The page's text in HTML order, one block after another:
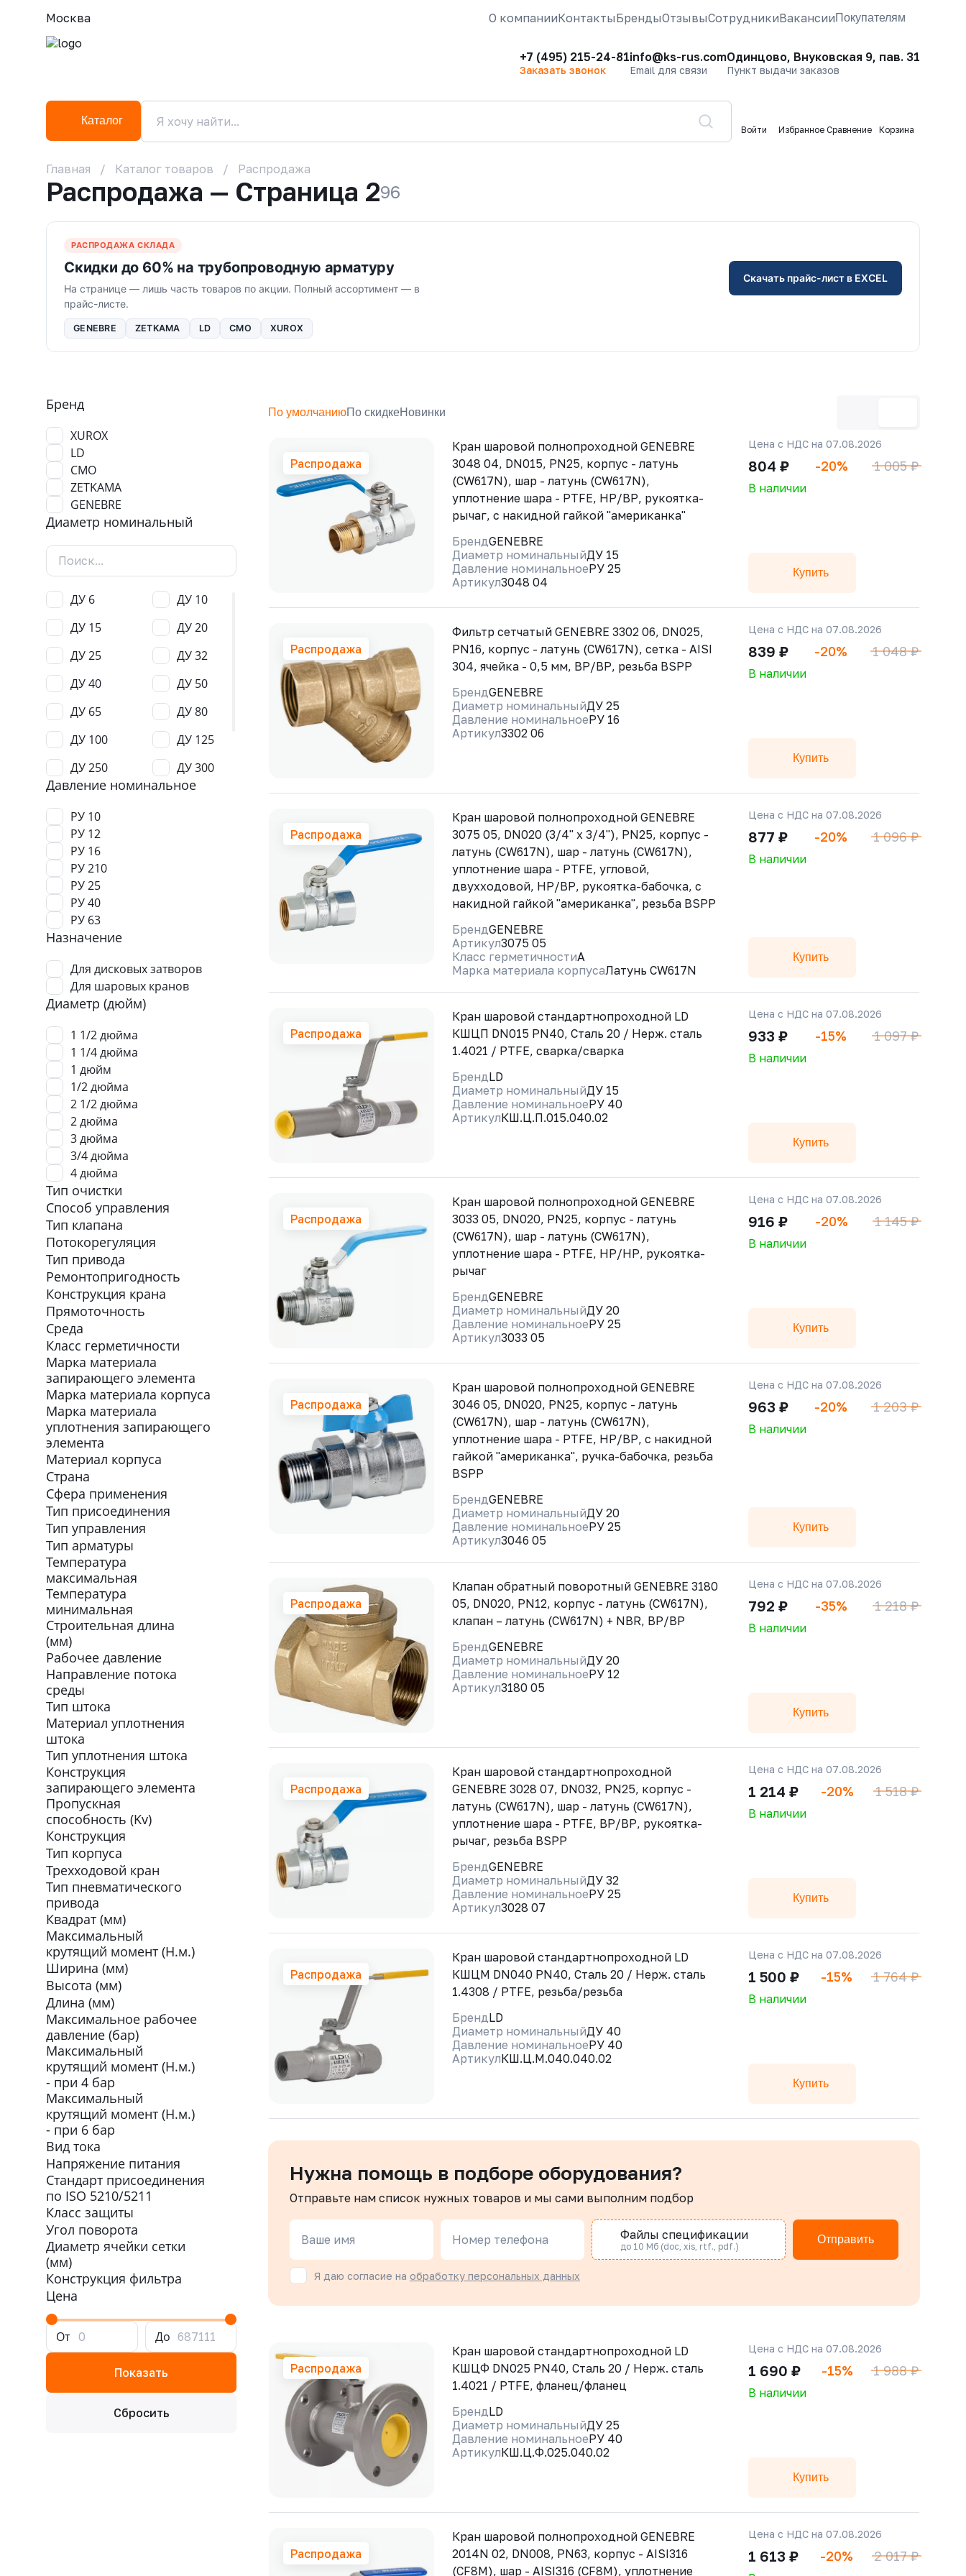
Москва О компанииКонтактыБрендыОтзывыСотрудникиВакансииПокупателям
+7 (495) 215-24-81
Заказать звонок
info@ks-rus.com
Email для связи
Одинцово, Внуковская 9, пав. 31
Пункт выдачи заказов
Каталог
Войти Избранное Сравнение Корзина
Главная Каталог товаров Распродажа
Распродажа — Страница 296
РАСПРОДАЖА СКЛАДА
Скидки до 60% на трубопроводную арматуру
На странице — лишь часть товаров по акции. Полный ассортимент — в
прайс-листе.
GENEBRE ZETKAMA LD CMO XUROX
Скачать прайс-лист в EXCEL
Бренд
XUROX
LD
CMO
ZETKAMA
GENEBRE
Диаметр номинальный
ДУ 6
ДУ 10
ДУ 15
ДУ 20
ДУ 25
ДУ 32
ДУ 40
ДУ 50
ДУ 65
ДУ 80
ДУ 100
ДУ 125
ДУ 250
ДУ 300
ДУ 400
ДУ 500
ДУ 600
Давление номинальное
РУ 10
РУ 12
РУ 16
РУ 210
РУ 25
РУ 40
РУ 63
Назначение
Для дисковых затворов
Для шаровых кранов
Диаметр (дюйм)
1 1/2 дюйма
1 1/4 дюйма
1 дюйм
1/2 дюйма
2 1/2 дюйма
2 дюйма
3 дюйма
3/4 дюйма
4 дюйма
Тип очистки
Способ управления
Тип клапана
Потокорегуляция
Тип привода
Ремонтопригодность
Конструкция крана
Прямоточность
Среда
Класс герметичности
Марка материала
запирающего элемента
Марка материала корпуса
Марка материала
уплотнения запирающего
элемента
Материал корпуса
Страна
Сфера применения
Тип присоединения
Тип управления
Тип арматуры
Температура
максимальная
Температура
минимальная
Строительная длина
(мм)
Рабочее давление
Направление потока
среды
Тип штока
Материал уплотнения
штока
Тип уплотнения штока
Конструкция
запирающего элемента
Пропускная
способность (Kv)
Конструкция
Тип корпуса
Трехходовой кран
Тип пневматического
привода
Квадрат (мм)
Максимальный
крутящий момент (Н.м.)
Ширина (мм)
Высота (мм)
Длина (мм)
Максимальное рабочее
давление (бар)
Максимальный
крутящий момент (Н.м.)
- при 4 бар
Максимальный
крутящий момент (Н.м.)
- при 6 бар
Вид тока
Напряжение питания
Стандарт присоединения
по ISO 5210/5211
Класс защиты
Угол поворота
Диаметр ячейки сетки
(мм)
Конструкция фильтра
Цена
От До
По умолчаниюПо скидкеНовинки
Распродажа
Кран шаровой полнопроходной GENEBRE
3048 04, DN015, PN25, корпус - латунь
(CW617N), шар - латунь (CW617N),
уплотнение шара - PTFE, НР/ВР, рукоятка-
рычаг, с накидной гайкой "американка"
БрендGENEBRE
Диаметр номинальныйДУ 15
Давление номинальноеРУ 25
Артикул3048 04
Цена с НДС на 07.08.2026
804 ₽ -20% 1 005 ₽
В наличии
Купить
Распродажа
Фильтр сетчатый GENEBRE 3302 06, DN025,
PN16, корпус - латунь (CW617N), сетка - AISI
304, ячейка - 0,5 мм, ВР/ВР, резьба BSPP
БрендGENEBRE
Диаметр номинальныйДУ 25
Давление номинальноеРУ 16
Артикул3302 06
Цена с НДС на 07.08.2026
839 ₽ -20% 1 048 ₽
В наличии
Купить
Распродажа
Кран шаровой полнопроходной GENEBRE
3075 05, DN020 (3/4" x 3/4"), PN25, корпус -
латунь (CW617N), шар - латунь (CW617N),
уплотнение шара - PTFE, угловой,
двухходовой, НР/ВР, рукоятка-бабочка, с
накидной гайкой "американка", резьба BSPP
БрендGENEBRE
Артикул3075 05
Класс герметичностиA
Марка материала корпусаЛатунь CW617N
Цена с НДС на 07.08.2026
877 ₽ -20% 1 096 ₽
В наличии
Купить
Распродажа
Кран шаровой стандартнопроходной LD
КШЦП DN015 PN40, Сталь 20 / Нерж. сталь
1.4021 / PTFE, сварка/сварка
БрендLD
Диаметр номинальныйДУ 15
Давление номинальноеРУ 40
АртикулКШ.Ц.П.015.040.02
Цена с НДС на 07.08.2026
933 ₽ -15% 1 097 ₽
В наличии
Купить
Распродажа
Кран шаровой полнопроходной GENEBRE
3033 05, DN020, PN25, корпус - латунь
(CW617N), шар - латунь (CW617N),
уплотнение шара - PTFE, HР/HР, рукоятка-
рычаг
БрендGENEBRE
Диаметр номинальныйДУ 20
Давление номинальноеРУ 25
Артикул3033 05
Цена с НДС на 07.08.2026
916 ₽ -20% 1 145 ₽
В наличии
Купить
Распродажа
Кран шаровой полнопроходной GENEBRE
3046 05, DN020, PN25, корпус - латунь
(CW617N), шар - латунь (CW617N),
уплотнение шара - PTFE, НР/ВР, с накидной
гайкой "американка", ручка-бабочка, резьба
BSPP
БрендGENEBRE
Диаметр номинальныйДУ 20
Давление номинальноеРУ 25
Артикул3046 05
Цена с НДС на 07.08.2026
963 ₽ -20% 1 203 ₽
В наличии
Купить
Распродажа
Клапан обратный поворотный GENEBRE 3180
05, DN020, PN12, корпус - латунь (CW617N),
клапан – латунь (CW617N) + NBR, ВР/ВР
БрендGENEBRE
Диаметр номинальныйДУ 20
Давление номинальноеРУ 12
Артикул3180 05
Цена с НДС на 07.08.2026
792 ₽ -35% 1 218 ₽
В наличии
Купить
Распродажа
Кран шаровой стандартнопроходной
GENEBRE 3028 07, DN032, PN25, корпус -
латунь (CW617N), шар - латунь (CW617N),
уплотнение шара - PTFE, ВР/ВР, рукоятка-
рычаг, резьба BSPP
БрендGENEBRE
Диаметр номинальныйДУ 32
Давление номинальноеРУ 25
Артикул3028 07
Цена с НДС на 07.08.2026
1 214 ₽ -20% 1 518 ₽
В наличии
Купить
Распродажа
Кран шаровой стандартнопроходной LD
КШЦМ DN040 PN40, Сталь 20 / Нерж. сталь
1.4308 / PTFE, резьба/резьба
БрендLD
Диаметр номинальныйДУ 40
Давление номинальноеРУ 40
АртикулКШ.Ц.М.040.040.02
Цена с НДС на 07.08.2026
1 500 ₽ -15% 1 764 ₽
В наличии
Купить
Нужна помощь в подборе оборудования?
Отправьте нам список нужных товаров и мы сами выполним подбор
Ваше имя Номер телефона Файлы спецификации
до 10 Мб (doc, xis, rtf., pdf.)
Отправить
Я даю согласие на обработку персональных данных
Распродажа
Кран шаровой стандартнопроходной LD
КШЦФ DN025 PN40, Сталь 20 / Нерж. сталь
1.4021 / PTFE, фланец/фланец
БрендLD
Диаметр номинальныйДУ 25
Давление номинальноеРУ 40
АртикулКШ.Ц.Ф.025.040.02
Цена с НДС на 07.08.2026
1 690 ₽ -15% 1 988 ₽
В наличии
Купить
Распродажа
Кран шаровой полнопроходной GENEBRE
2014N 02, DN008, PN63, корпус - AISI316
(CF8М), шар - AISI316 (CF8М), уплотнение
Цена с НДС на 07.08.2026
1 613 ₽ -20% 2 017 ₽